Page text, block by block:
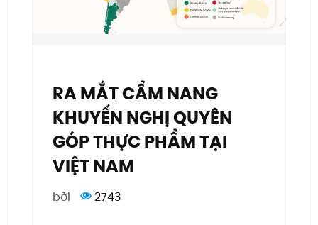
RA MẮT CẨM NANG
KHUYẾN NGHỊ QUYÊN
GÓP THỰC PHẨM TẠI
VIỆT NAM
bởi 2743